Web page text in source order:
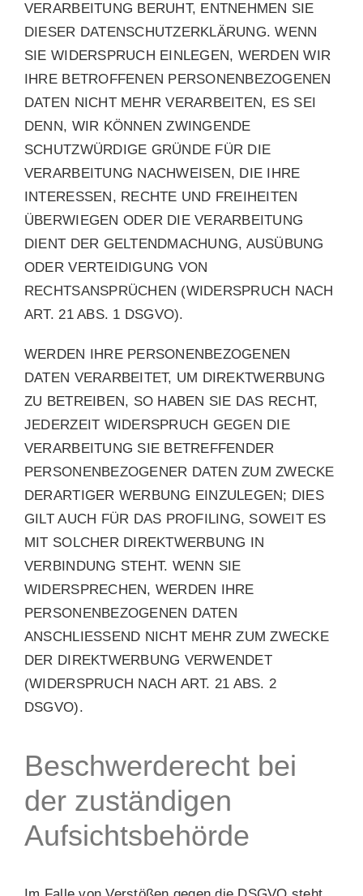
VERARBEITUNG BERUHT, ENTNEHMEN SIE
DIESER DATENSCHUTZERKLÄRUNG. WENN
SIE WIDERSPRUCH EINLEGEN, WERDEN WIR
IHRE BETROFFENEN PERSONENBEZOGENEN
DATEN NICHT MEHR VERARBEITEN, ES SEI
DENN, WIR KÖNNEN ZWINGENDE
SCHUTZWÜRDIGE GRÜNDE FÜR DIE
VERARBEITUNG NACHWEISEN, DIE IHRE
INTERESSEN, RECHTE UND FREIHEITEN
ÜBERWIEGEN ODER DIE VERARBEITUNG
DIENT DER GELTENDMACHUNG, AUSÜBUNG
ODER VERTEIDIGUNG VON
RECHTSANSPRÜCHEN (WIDERSPRUCH NACH
ART. 21 ABS. 1 DSGVO).
WERDEN IHRE PERSONENBEZOGENEN
DATEN VERARBEITET, UM DIREKTWERBUNG
ZU BETREIBEN, SO HABEN SIE DAS RECHT,
JEDERZEIT WIDERSPRUCH GEGEN DIE
VERARBEITUNG SIE BETREFFENDER
PERSONENBEZOGENER DATEN ZUM ZWECKE
DERARTIGER WERBUNG EINZULEGEN; DIES
GILT AUCH FÜR DAS PROFILING, SOWEIT ES
MIT SOLCHER DIREKTWERBUNG IN
VERBINDUNG STEHT. WENN SIE
WIDERSPRECHEN, WERDEN IHRE
PERSONENBEZOGENEN DATEN
ANSCHLIESSEND NICHT MEHR ZUM ZWECKE
DER DIREKTWERBUNG VERWENDET
(WIDERSPRUCH NACH ART. 21 ABS. 2
DSGVO).
Beschwerde­recht bei
der zuständigen
Aufsichts­behörde